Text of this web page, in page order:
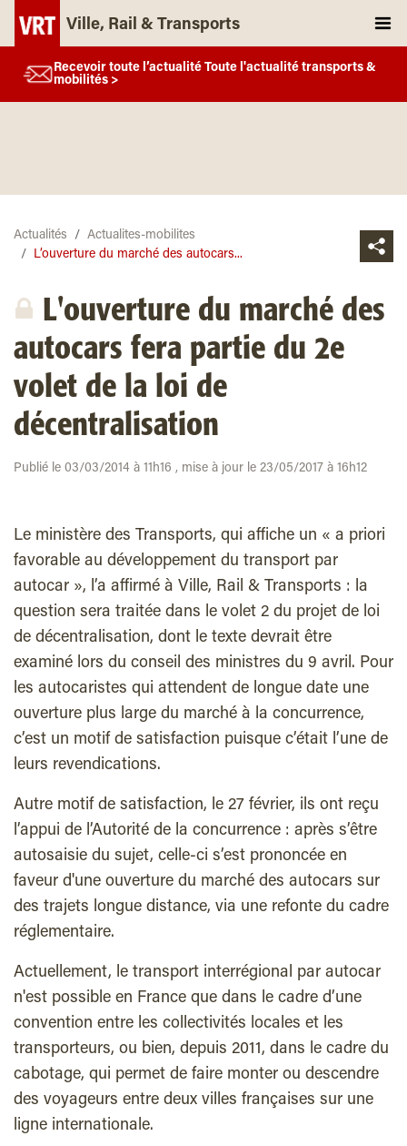
Ville, Rail & Transports
Recevoir toute l’actualité Toute l'actualité transports &
mobilités >
Actualités
Actualites-mobilites
L’ouverture du marché des autocars...
L'ouverture du marché des
autocars fera partie du 2e
volet de la loi de
décentralisation
Publié le 03/03/2014 à 11h16 , mise à jour le 23/05/2017 à 16h12
Le ministère des Transports, qui affiche un « a priori
favorable au développement du transport par
autocar », l’a affirmé à Ville, Rail & Transports : la
question sera traitée dans le volet 2 du projet de loi
de décentralisation, dont le texte devrait être
examiné lors du conseil des ministres du 9 avril. Pour
les autocaristes qui attendent de longue date une
ouverture plus large du marché à la concurrence,
c’est un motif de satisfaction puisque c’était l’une de
leurs revendications.
Autre motif de satisfaction, le 27 février, ils ont reçu
l’appui de l’Autorité de la concurrence : après s’être
autosaisie du sujet, celle-ci s’est prononcée en
faveur d'une ouverture du marché des autocars sur
des trajets longue distance, via une refonte du cadre
réglementaire.
Actuellement, le transport interrégional par autocar
n'est possible en France que dans le cadre d’une
convention entre les collectivités locales et les
transporteurs, ou bien, depuis 2011, dans le cadre du
cabotage, qui permet de faire monter ou descendre
des voyageurs entre deux villes françaises sur une
ligne internationale.